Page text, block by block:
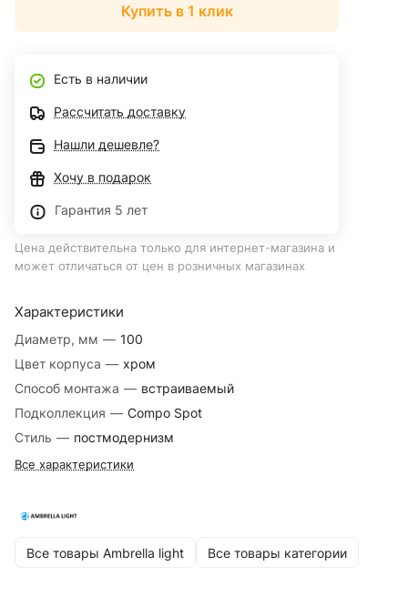
Характеристики
Диаметр, мм — 100
Цвет корпуса — хром
Способ монтажа — встраиваемый
Подколлекция — Compo Spot
Стиль — постмодернизм
Все характеристики
Все товары Ambrella light Все товары категории
Купить в 1 клик
Есть в наличии
Рассчитать доставку
Нашли дешевле?
Хочу в подарок
Гарантия 5 лет
Цена действительна только для интернет-магазина и
может отличаться от цен в розничных магазинах